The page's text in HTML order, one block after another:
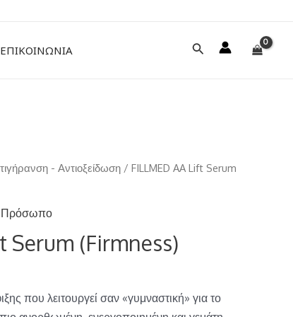
ΕΠΙΚΟΙΝΩΝΙΑ Αναζήτηση
- Αντιοξείδωση / FILLMED AA Lift Serum
Πρόσωπο
Serum (Firmness)
που λειτουργεί σαν «γυμναστική» για το